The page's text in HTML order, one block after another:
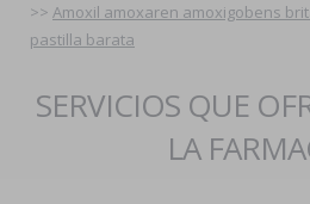
>> Amoxil amoxaren amoxigobens
pastilla barata
SERVICIOS QUE
LA